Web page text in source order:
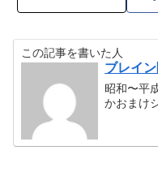
この記事を書いた人
ブレイ
昭和〜平
かおまけ